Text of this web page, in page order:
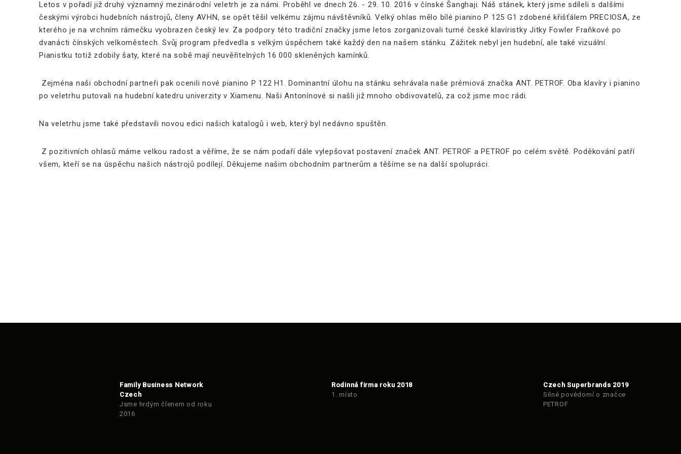
Letos v pořadí již druhý významný mezinárodní veletrh je za námi. Proběhl ve dnech 26. - 29. 10. 2016 v čínské Šanghaji. Náš stánek, který jsme sdíleli s dalšími
českými výrobci hudebních nástrojů, členy AVHN, se opět těšil velkému zájmu návštěvníků. Velký ohlas mělo bílé pianino P 125 G1 zdobené křišťálem PRECIOSA, ze
kterého je na vrchním rámečku vyobrazen český lev. Za podpory této tradiční značky jsme letos zorganizovali turné české klavíristky Jitky Fowler Fraňkové po
dvanácti čínských velkoměstech. Svůj program předvedla s velkým úspěchem také každý den na našem stánku. Zážitek nebyl jen hudební, ale také vizuální.
Pianistku totiž zdobily šaty, které na sobě mají neuvěřitelných 16 000 skleněných kamínků.
Zejména naši obchodní partneři pak ocenili nové pianino P 122 H1. Dominantní úlohu na stánku sehrávala naše prémiová značka ANT. PETROF. Oba klavíry i pianino
po veletrhu putovali na hudební katedru univerzity v Xiamenu. Naši Antonínové si našli již mnoho obdivovatelů, za což jsme moc rádi.
Na veletrhu jsme také představili novou edici našich katalogů i web, který byl nedávno spuštěn.
Z pozitivních ohlasů máme velkou radost a věříme, že se nám podaří dále vylepšovat postavení značek ANT. PETROF a PETROF po celém světě. Poděkování patří
všem, kteří se na úspěchu našich nástrojů podílejí. Děkujeme našim obchodním partnerům a těšíme se na další spolupráci.
Family Business Network
Czech
Jsme hrdým členem od roku
2016
Rodinná firma roku 2018
1. místo
Czech Superbrands 2019
Silné povědomí o značce
PETROF